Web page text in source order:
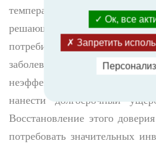
температуре, обеспечение
решающее значение для
потребителей. Отзывы
заболеваний, связанных с
неэффективные
нанести долгосрочный
Восстановление этого
потребовать значительных
Ок, все
Запретить